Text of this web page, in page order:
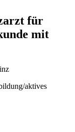
für
mit
aktives